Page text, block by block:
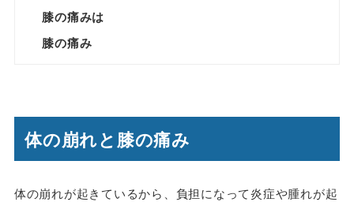
膝の痛みは
膝の痛み
体の崩れと膝の痛み
体の崩れが起きているから、負担になって炎症や腫れが起